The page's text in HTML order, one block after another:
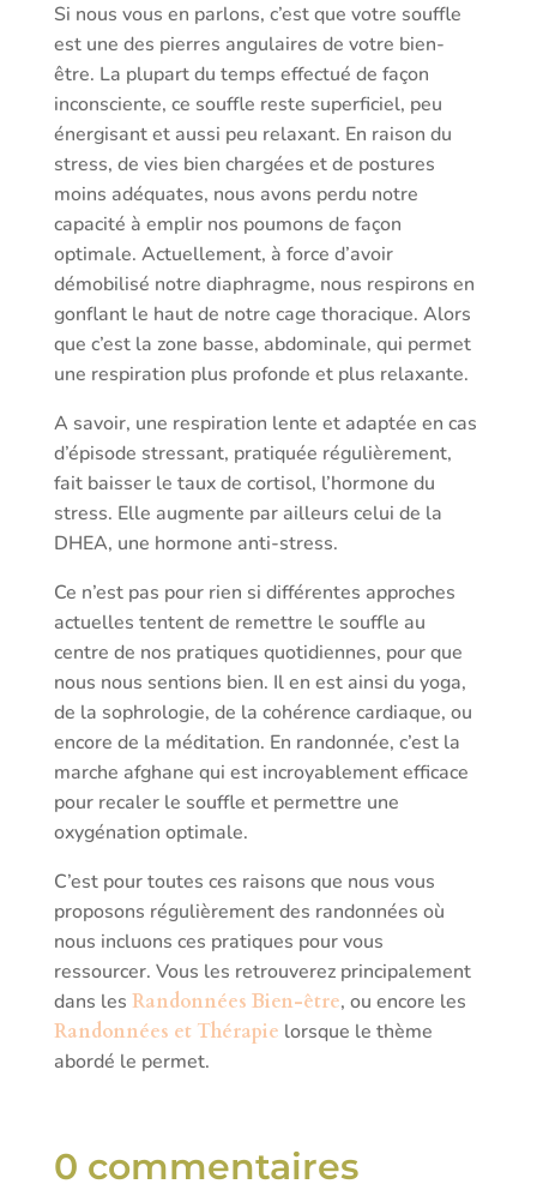
Si nous vous en parlons, c’est que votre souffle
est une des pierres angulaires de votre bien-
être. La plupart du temps effectué de façon
inconsciente, ce souffle reste superficiel, peu
énergisant et aussi peu relaxant. En raison du
stress, de vies bien chargées et de postures
moins adéquates, nous avons perdu notre
capacité à emplir nos poumons de façon
optimale. Actuellement, à force d’avoir
démobilisé notre diaphragme, nous respirons en
gonflant le haut de notre cage thoracique. Alors
que c’est la zone basse, abdominale, qui permet
une respiration plus profonde et plus relaxante.
A savoir, une respiration lente et adaptée en cas
d’épisode stressant, pratiquée régulièrement,
fait baisser le taux de cortisol, l’hormone du
stress. Elle augmente par ailleurs celui de la
DHEA, une hormone anti-stress.
Ce n’est pas pour rien si différentes approches
actuelles tentent de remettre le souffle au
centre de nos pratiques quotidiennes, pour que
nous nous sentions bien. Il en est ainsi du yoga,
de la sophrologie, de la cohérence cardiaque, ou
encore de la méditation. En randonnée, c’est la
marche afghane qui est incroyablement efficace
pour recaler le souffle et permettre une
oxygénation optimale.
C’est pour toutes ces raisons que nous vous
proposons régulièrement des randonnées où
nous incluons ces pratiques pour vous
ressourcer. Vous les retrouverez principalement
dans les Randonnées Bien-être, ou encore les
Randonnées et Thérapie lorsque le thème
abordé le permet.
0 commentaires